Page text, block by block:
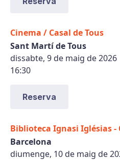
Cinema / Casal de Tous
Sant Martí de Tous
dissabte, 9 de maig de 2026
16:30
Reserva
Biblioteca Ignasi Iglésias -
Barcelona
diumenge, 10 de maig de